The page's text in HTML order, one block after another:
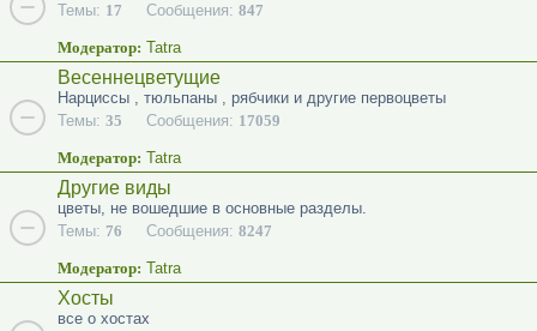
Темы: 17 Сообщения: 847
Модератор: Tatra
Весеннецветущие
Нарциссы , тюльпаны , рябчики и другие первоцветы
Темы: 35 Сообщения: 17059
Модератор: Tatra
Другие виды
цветы, не вошедшие в основные разделы.
Темы: 76 Сообщения: 8247
Модератор: Tatra
Хосты
все о хостах